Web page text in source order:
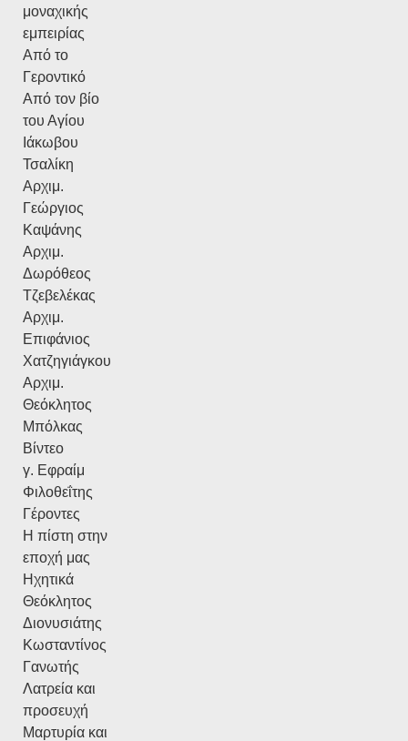
μοναχικής
εμπειρίας
Από το
Γεροντικό
Από τον βίο
του Αγίου
Ιάκωβου
Τσαλίκη
Αρχιμ.
Γεώργιος
Καψάνης
Αρχιμ.
Δωρόθεος
Τζεβελέκας
Αρχιμ.
Επιφάνιος
Χατζηγιάγκου
Αρχιμ.
Θεόκλητος
Μπόλκας
Βίντεο
γ. Εφραίμ
Φιλοθεΐτης
Γέροντες
Η πίστη στην
εποχή μας
Ηχητικά
Θεόκλητος
Διονυσιάτης
Κωσταντίνος
Γανωτής
Λατρεία και
προσευχή
Μαρτυρία και